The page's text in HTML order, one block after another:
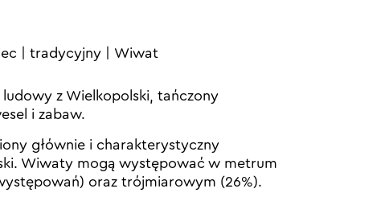
tradycyjny Wiwat
z Wielkopolski, tańczony
i zabaw.
głównie i charakterystyczny
Wiwaty mogą występować w metrum
oraz trójmiarowym (26%).